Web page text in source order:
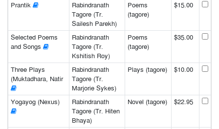
Prantik
Rabindranath
Tagore (Tr.
Sailesh Parekh)
Poems
(tagore)
$15.00
Selected Poems
and Songs
Rabindranath
Tagore (Tr.
Kshitish Roy)
Poems
(tagore)
$35.00
Three Plays
(Muktadhara, Natir
Rabindranath
Tagore (Tr.
Marjorie Sykes)
Plays (tagore) $10.00
Yogayog (Nexus)
Rabindranath
Tagore (Tr. Hiten
Bhaya)
Novel (tagore) $22.95